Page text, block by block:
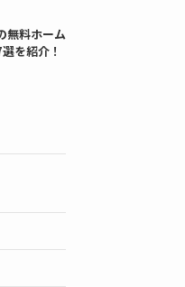
無料ホーム
を紹介！